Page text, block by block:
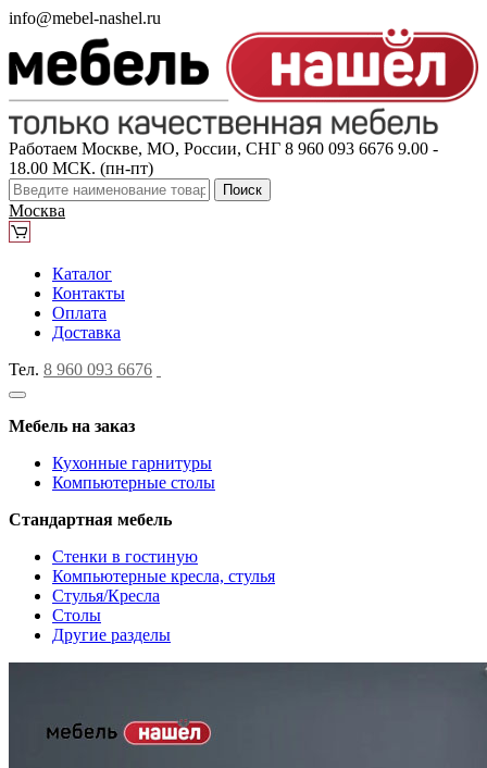
info@mebel-nashel.ru
Работаем Москве, МО, России, СНГ 8 960 093 6676 9.00 -
18.00 МСК. (пн-пт)
Поиск
Москва
Каталог
Контакты
Оплата
Доставка
Тел. 8 960 093 6676
Мебель на заказ
Кухонные гарнитуры
Компьютерные столы
Стандартная мебель
Стенки в гостиную
Компьютерные кресла, стулья
Стулья/Кресла
Столы
Другие разделы